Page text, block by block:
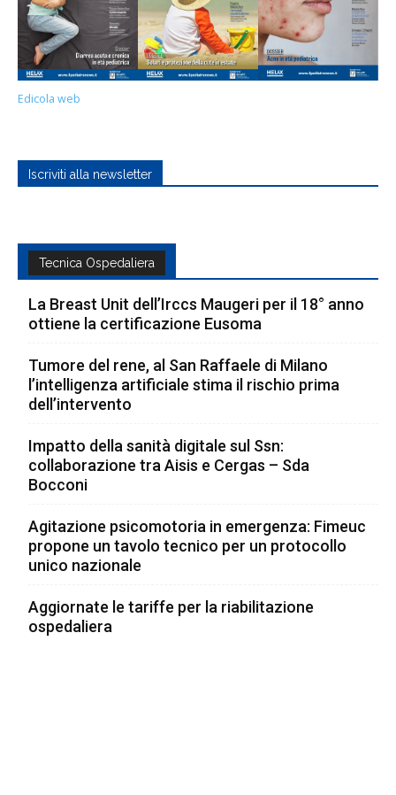
Edicola web
Iscriviti alla newsletter
Tecnica Ospedaliera
La Breast Unit dell’Irccs Maugeri per il 18° anno
ottiene la certificazione Eusoma
Tumore del rene, al San Raffaele di Milano
l’intelligenza artificiale stima il rischio prima
dell’intervento
Impatto della sanità digitale sul Ssn:
collaborazione tra Aisis e Cergas – Sda
Bocconi
Agitazione psicomotoria in emergenza: Fimeuc
propone un tavolo tecnico per un protocollo
unico nazionale
Aggiornate le tariffe per la riabilitazione
ospedaliera